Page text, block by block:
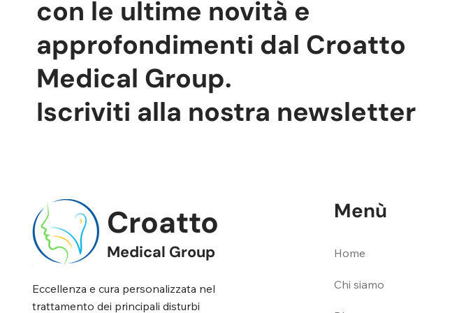
con le ultime novità e
approfondimenti dal Croatto
Medical Group.
Iscriviti alla nostra newsletter
Croatto
Medical Group
Eccellenza e cura personalizzata nel
trattamento dei principali disturbi
Menù
Home
Chi siamo